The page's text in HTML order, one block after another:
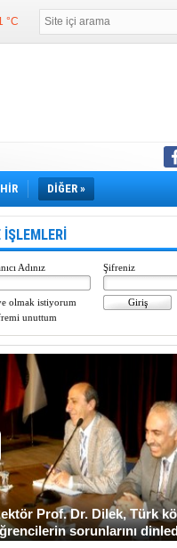
°C
girdi
DİĞER »
İŞLEMLERİ
Adınız Şifreniz
olmak istiyorum
unuttum
Prof. Dr. Dilek, Türk
sorunlarını